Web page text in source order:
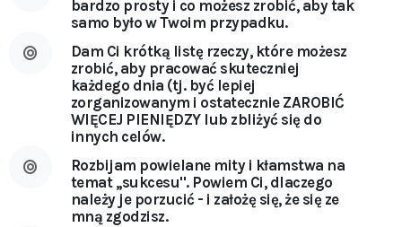
bardzo prosty i co możesz zrobić, aby tak
samo było w Twoim przypadku.
Dam Ci krótką listę rzeczy, które możesz
zrobić, aby pracować skuteczniej
każdego dnia (tj. być lepiej
zorganizowanym i ostatecznie ZAROBIĆ
WIĘCEJ PIENIĘDZY lub zbliżyć się do
innych celów.
Rozbijam powielane mity i kłamstwa na
temat ,,sukcesu''. Powiem Ci, dlaczego
należy je porzucić - i założę się, że się ze
mną zgodzisz.